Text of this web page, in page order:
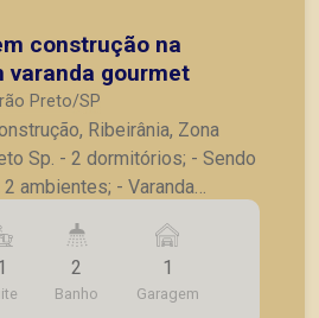
construção na
varanda gourmet
Preto/SP
Ribeirânia, Zona
- Sendo
- Cozinha; -
tem como
clientes com agilidade e
2
Banho
1
Garagem